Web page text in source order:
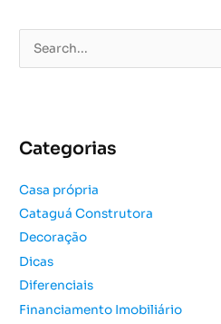
e
i
a
r
p
o
r
Categorias
Casa própria
Cataguá Construtora
Decoração
Dicas
Diferenciais
Financiamento Imobiliário